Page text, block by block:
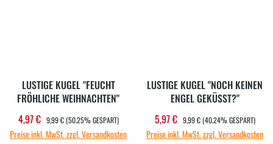
LUSTIGE KUGEL "FEUCHT
FRÖHLICHE WEIHNACHTEN"
Verkaufspreis:
4,97 € REGULÄRER PREIS:
9,99 € (50.25% GESPART)
Preise inkl. MwSt. zzgl. Versandkosten
LUSTIGE KUGEL "NOCH KEINEN
ENGEL GEKÜSST?"
Verkaufspreis:
5,97 € REGULÄRER PREIS:
9,99 € (40.24% GESPART)
Preise inkl. MwSt. zzgl. Versandkosten